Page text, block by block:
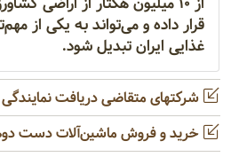
قرار داده و می‌تواند به یکی از
غذایی ایران تبدیل شود.
شرکتهای متقاضی دریافت
خرید و فروش ماشین‌آلات دست